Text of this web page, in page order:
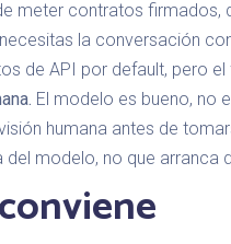
meter contratos firmados,
la conversación
de API por default, pero
El modelo es bueno, no
humana antes de
modelo, no que arranca